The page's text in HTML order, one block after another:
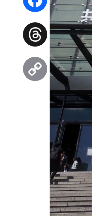
Facebook
Threads
Copy